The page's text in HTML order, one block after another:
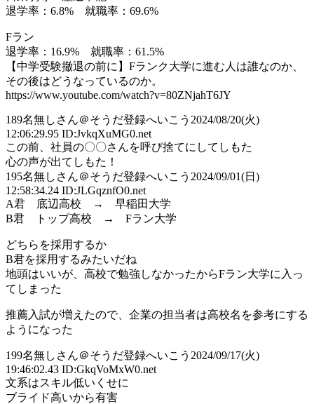
退学率：6.8% 就職率：69.6%
Fラン
退学率：16.9% 就職率：61.5%
【中学受験撤退の前に】Fランク大学に進む人は誰なのか、
その後はどうなっているのか。
https://www.youtube.com/watch?v=80ZNjahT6JY
189名無しさん＠そうだ登録へいこう 2024/08/20(火)
12:06:29.95 ID:JvkqXuMG0.net
この前、社員の〇〇さんを呼び捨てにしてしもた
心の声が出てしもた！
195名無しさん＠そうだ登録へいこう 2024/09/01(日)
12:58:34.24 ID:JLGqznfO0.net
A君 底辺高校 → 早稲田大学
B君 トップ高校 → Fラン大学
どちらを採用するか
B君を採用するみたいだね
地頭はいいが、高校で勉強しなかったからFラン大学に入っ
てしまった
推薦入試が増えたので、企業の担当者は高校名を参考にする
ようになった
199名無しさん＠そうだ登録へいこう 2024/09/17(火)
19:46:02.43 ID:GkqVoMxW0.net
文系はスキル低いくせに
ブライド高いから有害